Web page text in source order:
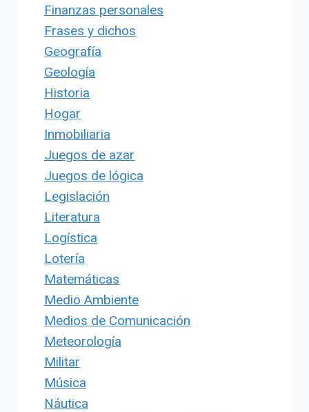
Finanzas personales
Frases y dichos
Geografía
Geología
Historia
Hogar
Inmobiliaria
Juegos de azar
Juegos de lógica
Legislación
Literatura
Logística
Lotería
Matemáticas
Medio Ambiente
Medios de Comunicación
Meteorología
Militar
Música
Náutica